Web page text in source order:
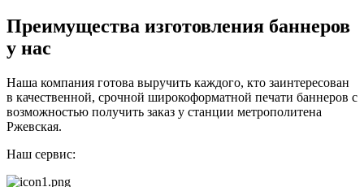
Преимущества изготовления баннеров
у нас
Наша компания готова выручить каждого, кто заинтересован
в качественной, срочной широкоформатной печати баннеров с
возможностью получить заказ у станции метрополитена
Ржевская.
Наш сервис: